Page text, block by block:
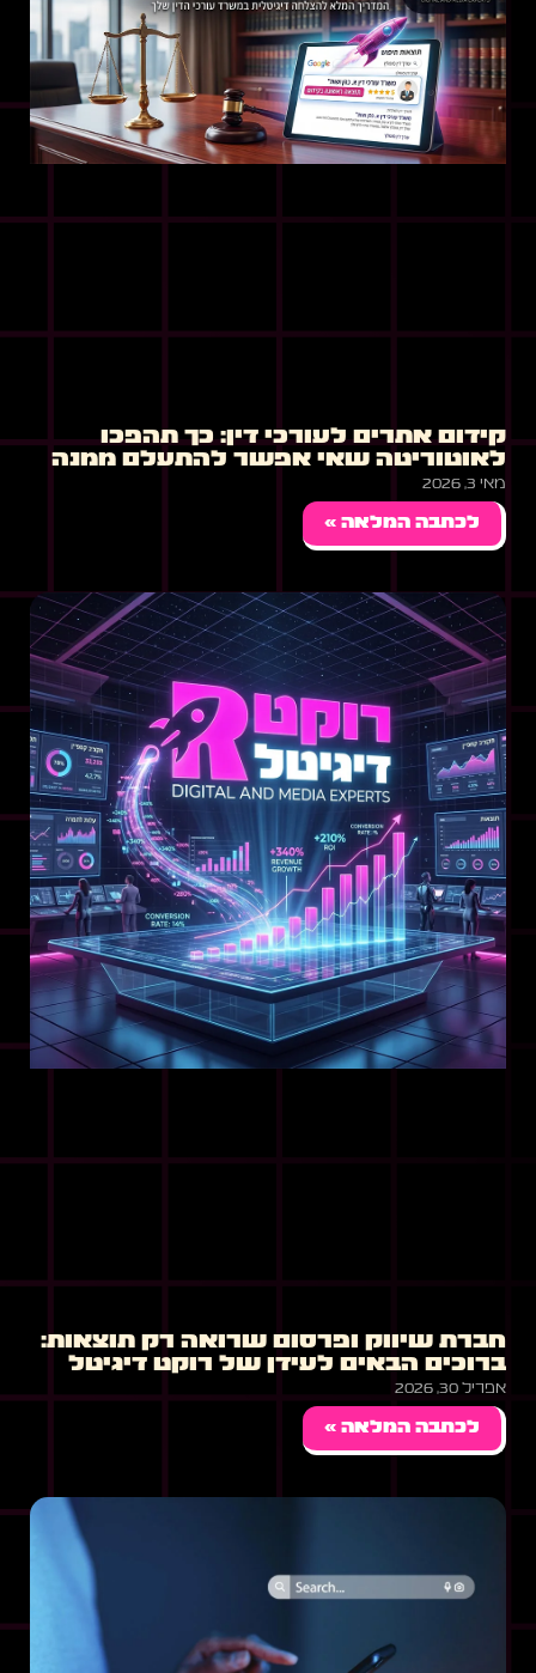
קידום אתרים לעורכי דין: כך תהפכו
לאוטוריטה שאי אפשר להתעלם ממנה
מאי 3, 2026
לכתבה המלאה »
חברת שיווק ופרסום שרואה רק תוצאות:
ברוכים הבאים לעידן של רוקט דיגיטל
אפריל 30, 2026
לכתבה המלאה »